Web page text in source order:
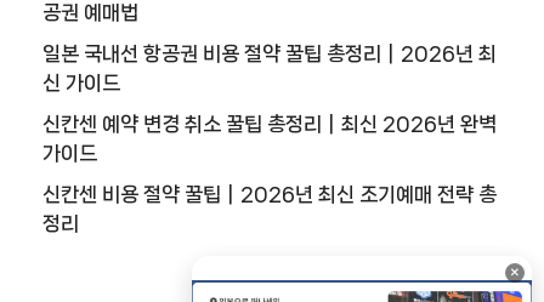
×
공권 예매법
일본 국내선 항공권 비용 절약 꿀팁 총정리｜2026년 최
신 가이드
신칸센 예약 변경 취소 꿀팁 총정리｜최신 2026년 완벽
가이드
신칸센 비용 절약 꿀팁｜2026년 최신 조기예매 전략 총
정리